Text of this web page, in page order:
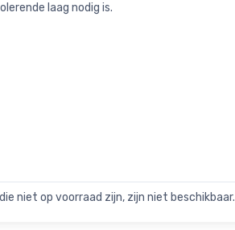
laag nodig is.
niet op voorraad zijn, zijn niet beschikbaar.